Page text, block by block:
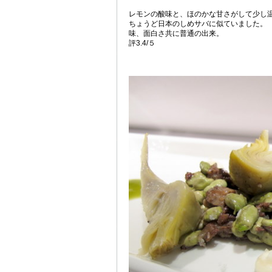
レモンの酸味と、ほのかな甘さがして少し
ちょうど日本のしめサバに似ていました。
味、面白さ共に普通の出来。
評3.4/５